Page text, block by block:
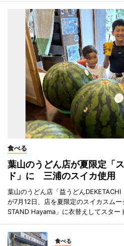
食べる
葉山のうどん店が夏限定「
ド」に 三浦のスイカ使用
葉山のうどん店「益うどんDEKETACHI
が7月12日、店を夏限定のスイカスム
STAND Hayama」に衣替えしてスター
食べる